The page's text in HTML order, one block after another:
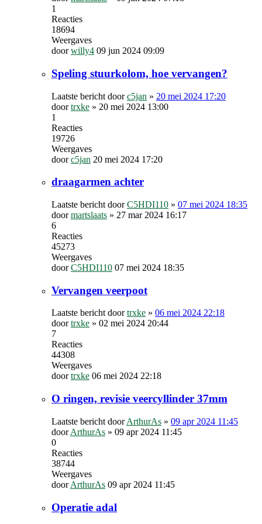
1
Reacties
18694
Weergaves
doorwilly4 09 jun 2024 09:09
Speling stuurkolom, hoe vervangen?
Laatste bericht doorc5jan » 20 mei 2024 17:20
doortrxke » 20 mei 2024 13:00
1
Reacties
19726
Weergaves
doorc5jan 20 mei 2024 17:20
draagarmen achter
Laatste bericht doorC5HDI110 » 07 mei 2024 18:35
doormartslaats » 27 mar 2024 16:17
6
Reacties
45273
Weergaves
doorC5HDI110 07 mei 2024 18:35
Vervangen veerpoot
Laatste bericht doortrxke » 06 mei 2024 22:18
doortrxke » 02 mei 2024 20:44
7
Reacties
44308
Weergaves
doortrxke 06 mei 2024 22:18
O ringen, revisie veercyllinder 37mm
Laatste bericht doorArthurAs » 09 apr 2024 11:45
doorArthurAs » 09 apr 2024 11:45
0
Reacties
38744
Weergaves
doorArthurAs 09 apr 2024 11:45
Operatie adal